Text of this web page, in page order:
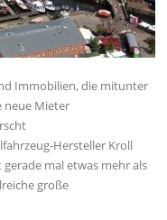
Immobilien, die mitunter
neue Mieter
Hersteller Kroll
mal etwas mehr als
große